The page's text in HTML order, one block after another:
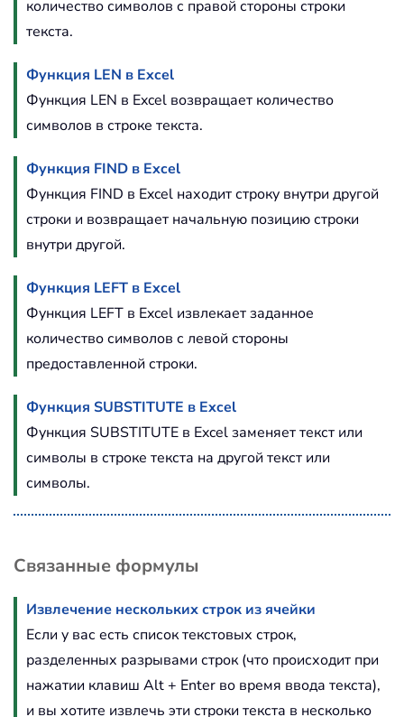
количество символов с правой стороны строки
текста.
Функция LEN в Excel
Функция LEN в Excel возвращает количество
символов в строке текста.
Функция FIND в Excel
Функция FIND в Excel находит строку внутри другой
строки и возвращает начальную позицию строки
внутри другой.
Функция LEFT в Excel
Функция LEFT в Excel извлекает заданное
количество символов с левой стороны
предоставленной строки.
Функция SUBSTITUTE в Excel
Функция SUBSTITUTE в Excel заменяет текст или
символы в строке текста на другой текст или
символы.
Связанные формулы
Извлечение нескольких строк из ячейки
Если у вас есть список текстовых строк,
разделенных разрывами строк (что происходит при
нажатии клавиш Alt + Enter во время ввода текста),
и вы хотите извлечь эти строки текста в несколько